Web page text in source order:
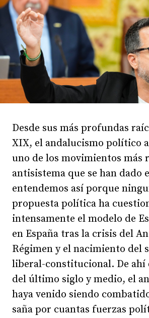
Desde sus más profundas
XIX, el andalucismo político
uno de los movimientos más
antisistema que se han dado
entendemos así porque
propuesta política ha
intensamente el modelo de
en España tras la crisis del
Régimen y el nacimiento del
liberal-constitucional. De ahí
del último siglo y medio, el
haya venido siendo
saña por cuantas fuerzas